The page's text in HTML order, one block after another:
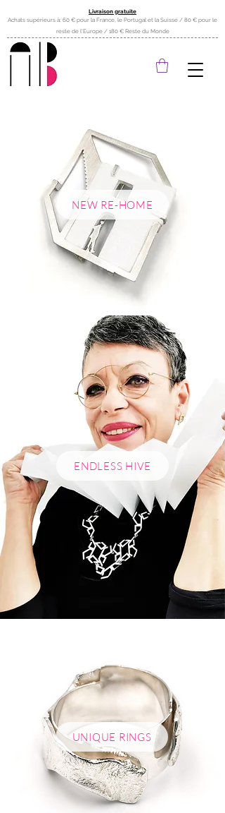
Livraison gratuite
Achats supérieurs à: 60 € pour la France, le Portugal et la Suisse / 80 € pour le
reste de l'Europe / 180 € Reste du Monde
NEW RE-HOME
ENDLESS HIVE
UNIQUE RINGS